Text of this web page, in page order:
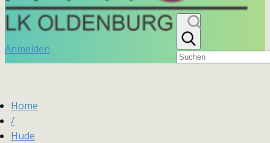
Anmelden
Home
/
Hude